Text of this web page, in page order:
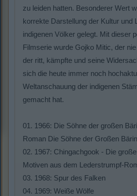
zu leiden hatten. Besonderer Wert
korrekte Darstellung der Kultur und
indigenen Völker gelegt. Mit dieser
Filmserie wurde Gojko Mitic, der
der ritt, kämpfte und seine
sich die heute immer noch
Weltanschauung der indigenen
gemacht hat.
01. 1966: Die Söhne der großen
Roman Die Söhne der Großen
02. 1967: Chingachgook - Die
Motiven aus dem Lederstrumpf-
03. 1968: Spur des Falken
04. 1969: Weiße Wölfe